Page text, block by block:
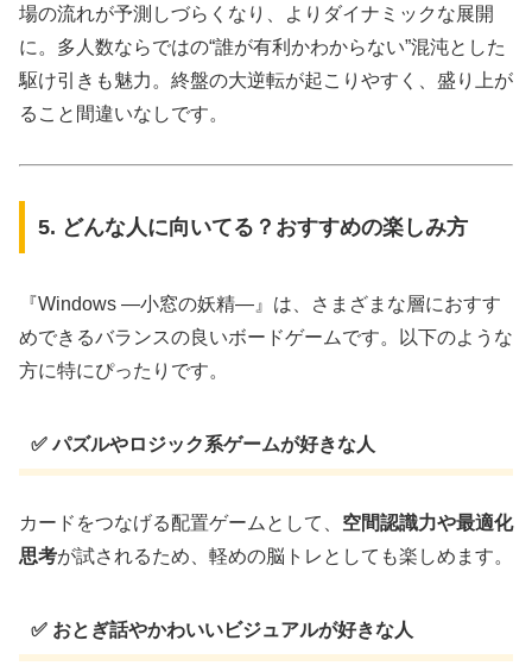
場の流れが予測しづらくなり、よりダイナミックな展開
に。多人数ならではの“誰が有利かわからない”混沌とした
駆け引きも魅力。終盤の大逆転が起こりやすく、盛り上が
ること間違いなしです。
5. どんな人に向いてる？おすすめの楽しみ方
『Windows ―小窓の妖精―』は、さまざまな層におすす
めできるバランスの良いボードゲームです。以下のような
方に特にぴったりです。
✅ パズルやロジック系ゲームが好きな人
カードをつなげる配置ゲームとして、 空間認識力や最適化
思考が試されるため、軽めの脳トレとしても楽しめます。
✅ おとぎ話やかわいいビジュアルが好きな人